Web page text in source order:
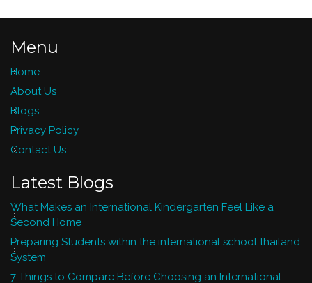
Menu
Home
About Us
Blogs
Privacy Policy
Contact Us
Latest Blogs
What Makes an International Kindergarten Feel Like a
Second Home
Preparing Students within the international school thailand
System
7 Things to Compare Before Choosing an International